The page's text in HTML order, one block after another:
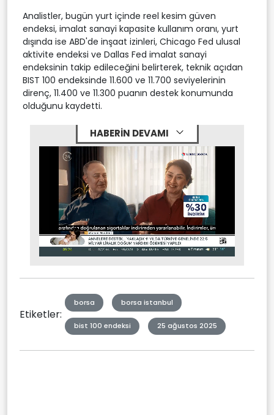
Analistler, bugün yurt içinde reel kesim güven
endeksi, imalat sanayi kapasite kullanım oranı, yurt
dışında ise ABD'de inşaat izinleri, Chicago Fed ulusal
aktivite endeksi ve Dallas Fed imalat sanayi
endeksinin takip edileceğini belirterek, teknik açıdan
BIST 100 endeksinde 11.600 ve 11.700 seviyelerinin
direnç, 11.400 ve 11.300 puanın destek konumunda
olduğunu kaydetti.
HABERİN DEVAMI
Mute Stream
Etiketler:
borsa borsa istanbul
bist 100 endeksi 25 ağustos 2025